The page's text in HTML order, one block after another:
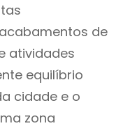
de
atividades
equilíbrio
cidade e o
zona